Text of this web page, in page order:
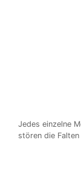
Jedes einzelne
stören die